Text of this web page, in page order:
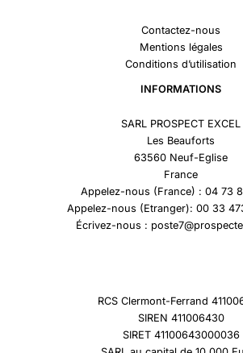
Contactez-nous
Mentions légales
Conditions d’utilisation
INFORMATIONS
SARL PROSPECT EXCEL
Les Beauforts
63560 Neuf-Eglise
France
Appelez-nous (France) : 04 73
Appelez-nous (Etranger): 00 33
Écrivez-nous :
RCS Clermont-Ferrand
SIREN 411006430
SIRET 41100643000036